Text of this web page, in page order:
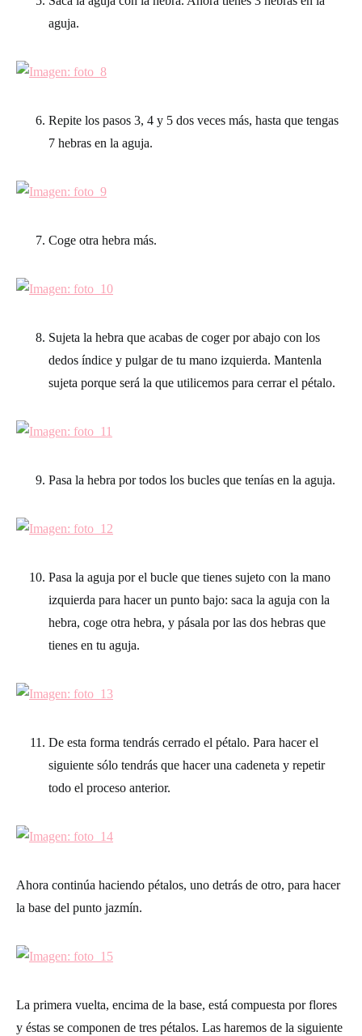
aguja.
Repite los pasos 3, 4 y 5 dos veces más, hasta que tengas
7 hebras en la aguja.
Coge otra hebra más.
Sujeta la hebra que acabas de coger por abajo con los
dedos índice y pulgar de tu mano izquierda. Mantenla
sujeta porque será la que utilicemos para cerrar el pétalo.
Pasa la hebra por todos los bucles que tenías en la aguja.
Pasa la aguja por el bucle que tienes sujeto con la mano
izquierda para hacer un punto bajo: saca la aguja con la
hebra, coge otra hebra, y pásala por las dos hebras que
tienes en tu aguja.
De esta forma tendrás cerrado el pétalo. Para hacer el
siguiente sólo tendrás que hacer una cadeneta y repetir
todo el proceso anterior.
Ahora continúa haciendo pétalos, uno detrás de otro, para hacer
la base del punto jazmín.
La primera vuelta, encima de la base, está compuesta por flores
y éstas se componen de tres pétalos. Las haremos de la siguiente